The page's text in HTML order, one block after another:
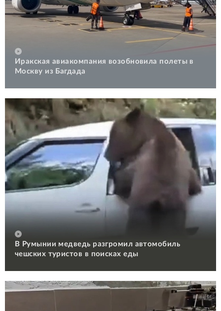
Иракская авиакомпания возобновила полеты в
Москву из Багдада
В Румынии медведь разгромил автомобиль
чешских туристов в поисках еды